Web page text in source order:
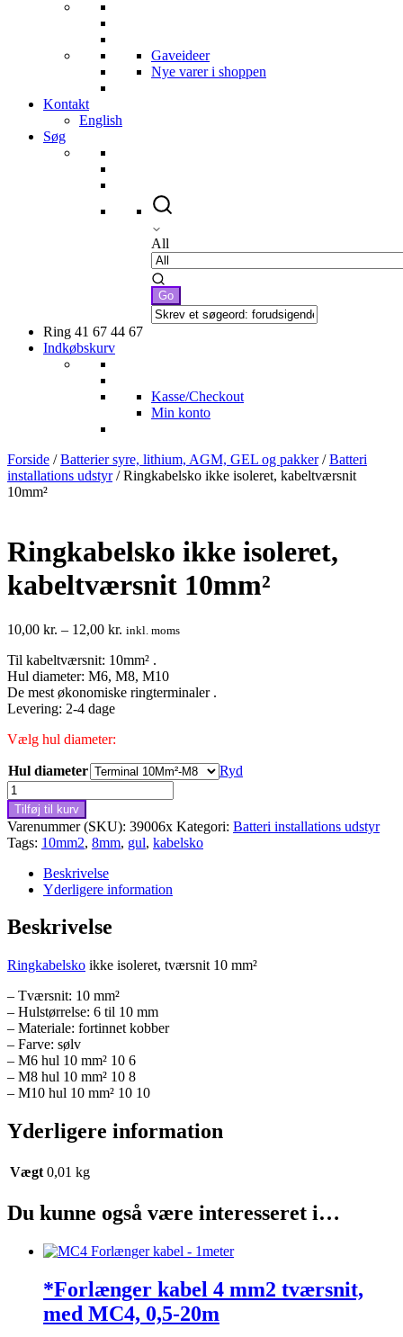
Gaveideer
Nye varer i shoppen
Kontakt
English
Søg
All
Ring 41 67 44 67
Indkøbskurv
Kasse/Checkout
Min konto
Forside /Batterier syre, lithium, AGM, GEL og pakker/Batteri
installations udstyr/ Ringkabelsko ikke isoleret, kabeltværsnit
10mm²
Ringkabelsko ikke isoleret,
kabeltværsnit 10mm²
10,00 kr. – 12,00 kr. Prisinterval:
til
12,00 kr.
inkl. moms
Til kabeltværsnit: 10mm² .
Hul diameter: M6, M8, M10
De mest økonomiske ringterminaler .
Levering: 2-4 dage
Vælg hul diameter:
Hul diameter
Ryd
Ringkabelsko
ikke
isoleret,
kabeltværsnit
10mm²
antal
Tilføj til kurv
Varenummer (SKU): 39006x Kategori: Batteri installations udstyr
Tags: 10mm2, 8mm, gul, kabelsko
Beskrivelse
Yderligere information
Beskrivelse
Ringkabelsko ikke isoleret, tværsnit 10 mm²
– Tværsnit: 10 mm²
– Hulstørrelse: 6 til 10 mm
– Materiale: fortinnet kobber
– Farve: sølv
– M6 hul 10 mm² 10 6
– M8 hul 10 mm² 10 8
– M10 hul 10 mm² 10 10
Yderligere information
Vægt 0,01 kg
Du kunne også være interesseret i…
*Forlænger kabel 4 mm2 tværsnit,
med MC4, 0,5-20m